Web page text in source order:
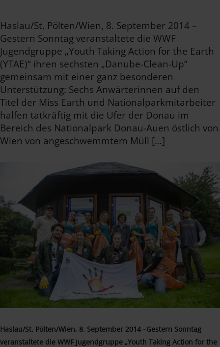
Haslau/St. Pölten/Wien, 8. September 2014 –
Gestern Sonntag veranstaltete die WWF
Jugendgruppe „Youth Taking Action for the Earth
(YTAE)“ ihren sechsten „Danube-Clean-Up“
gemeinsam mit einer ganz besonderen
Unterstützung: Sechs Anwärterinnen auf den
Titel der Miss Earth und Nationalparkmitarbeiter
halfen tatkräftig mit die Ufer der Donau im
Bereich des Nationalpark Donau-Auen östlich von
Wien von angeschwemmtem Müll […]
Haslau/St. Pölten/Wien, 8. September 2014 –Gestern Sonntag
veranstaltete die WWF Jugendgruppe „Youth Taking Action for the